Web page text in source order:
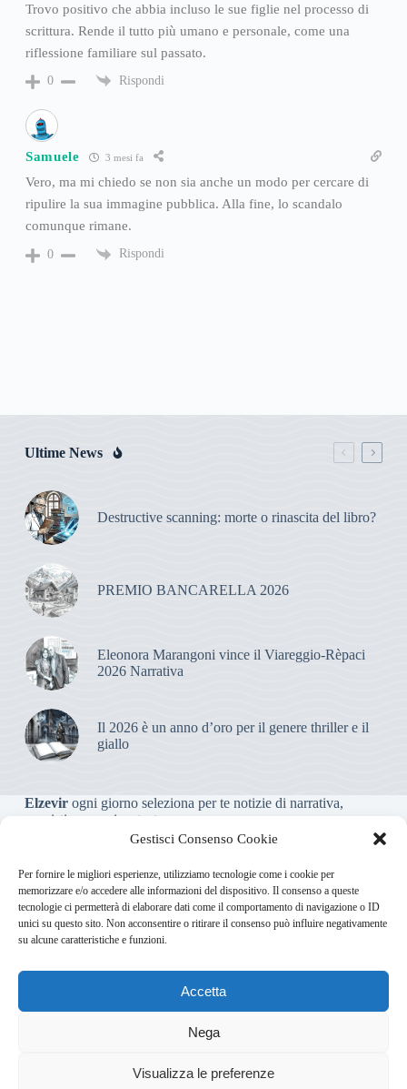
Gestisci Consenso Cookie
Per fornire le migliori esperienze, utilizziamo tecnologie come i cookie per
memorizzare e/o accedere alle informazioni del dispositivo. Il consenso a queste
tecnologie ci permetterà di elaborare dati come il comportamento di navigazione o ID
unici su questo sito. Non acconsentire o ritirare il consenso può influire negativamente
su alcune caratteristiche e funzioni.
Accetta
Nega
Visualizza le preferenze
Trovo positivo che abbia incluso le sue figlie nel processo di
scrittura. Rende il tutto più umano e personale, come una
riflessione familiare sul passato.
0 Rispondi
Samuele 3 mesi fa
Vero, ma mi chiedo se non sia anche un modo per cercare di
ripulire la sua immagine pubblica. Alla fine, lo scandalo
comunque rimane.
0 Rispondi
Ultime News
Destructive scanning: morte o rinascita del libro?
PREMIO BANCARELLA 2026
Eleonora Marangoni vince il Viareggio-Rèpaci
2026 Narrativa
Il 2026 è un anno d’oro per il genere thriller e il
giallo
Elzevirogni giorno seleziona per te notizie di narrativa,
saggistica, poesia e teatro.
Testata giornalistica online non iscritta al Tribunale, che non
riceve contributi o agevolazioni pubbliche ai sensi dell’art. 3-
bis della legge 103/2012
Via Usodimare 3 - 37138 Verona (VR)info@elzevir.it bullet-